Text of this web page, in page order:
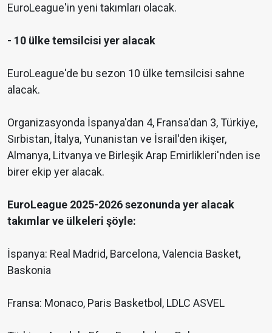
EuroLeague'in yeni takımları olacak.
- 10 ülke temsilcisi yer alacak
EuroLeague'de bu sezon 10 ülke temsilcisi sahne
alacak.
Organizasyonda İspanya'dan 4, Fransa'dan 3, Türkiye,
Sırbistan, İtalya, Yunanistan ve İsrail'den ikişer,
Almanya, Litvanya ve Birleşik Arap Emirlikleri'nden ise
birer ekip yer alacak.
EuroLeague 2025-2026 sezonunda yer alacak
takımlar ve ülkeleri şöyle:
İspanya: Real Madrid, Barcelona, Valencia Basket,
Baskonia
Fransa: Monaco, Paris Basketbol, LDLC ASVEL